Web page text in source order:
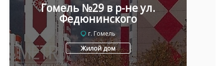
Гомель №29 в р-не ул.
Федюнинского
г. Гомель
Жилой дом